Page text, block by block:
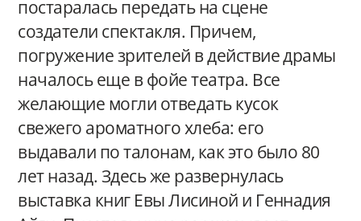
постаралась передать на сцене
создатели спектакля. Причем,
погружение зрителей в действие драмы
началось еще в фойе театра. Все
желающие могли отведать кусок
свежего ароматного хлеба: его
выдавали по талонам, как это было 80
лет назад. Здесь же развернулась
выставка книг Евы Лисиной и Геннадия